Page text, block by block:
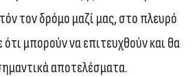
τον δρόμο μαζί μας, στο πλευρό
μπορούν να επιτευχθούν και θα
αποτελέσματα.